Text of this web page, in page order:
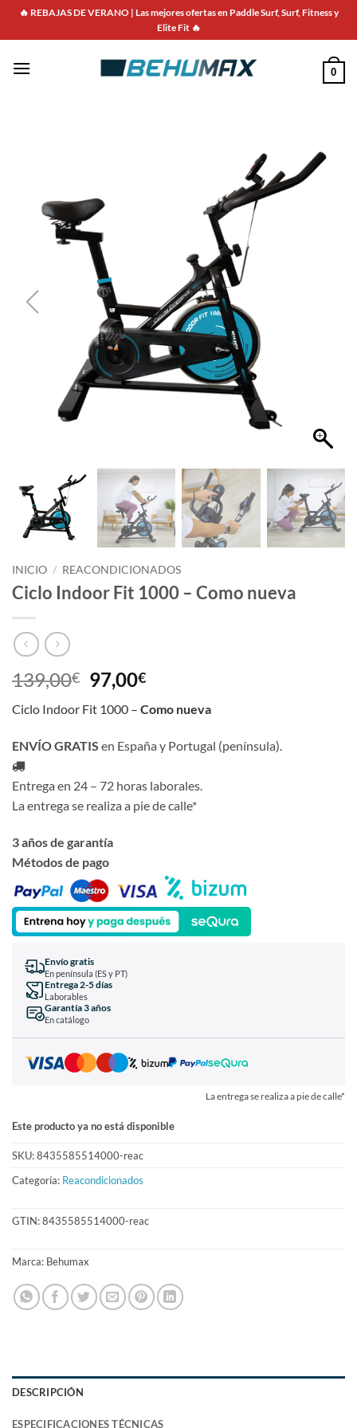
🔥 REBAJAS DE VERANO | Las mejores ofertas en Paddle Surf, Surf, Fitness y
Elite Fit 🔥
0
INICIO / REACONDICIONADOS
Ciclo Indoor Fit 1000 – Como nueva
139,00€ 97,00€
Ciclo Indoor Fit 1000 – Como nueva
ENVÍO GRATIS en España y Portugal (península).
Entrega en 24 – 72 horas laborales.
La entrega se realiza a pie de calle*
3 años de garantía
Métodos de pago
Envío gratis
En península (ES y PT)
Entrega 2-5 días
Laborables
Garantía 3 años
En catálogo
La entrega se realiza a pie de calle*
Este producto ya no está disponible
SKU:8435585514000-reac
Categoría: Reacondicionados
GTIN:8435585514000-reac
Marca: Behumax
DESCRIPCIÓN
ESPECIFICACIONES TÉCNICAS